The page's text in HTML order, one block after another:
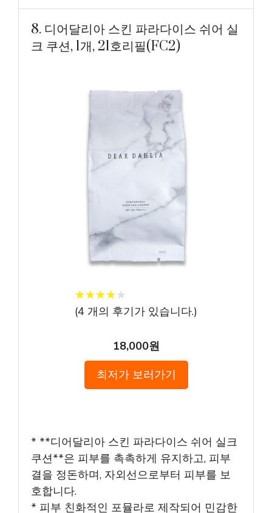
8. 디어달리아 스킨 파라다이스 쉬어 실
크 쿠션, 1개, 21호리필(FC2)
★★★★★
★★★★★
(4 개의 후기가 있습니다.)
18,000원
최저가 보러가기
* **디어달리아 스킨 파라다이스 쉬어 실크
쿠션**은 피부를 촉촉하게 유지하고, 피부
결을 정돈하며, 자외선으로부터 피부를 보
호합니다.
* 피부 친화적인 포뮬라로 제작되어 민감한